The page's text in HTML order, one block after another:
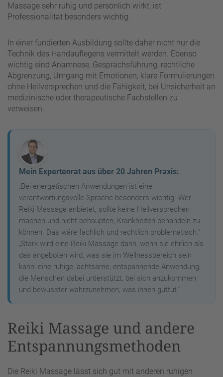
Massage sehr ruhig und persönlich wirkt, ist
Professionalität besonders wichtig.
In einer fundierten Ausbildung sollte daher nicht nur die
Technik des Handauflegens vermittelt werden. Ebenso
wichtig sind Anamnese, Gesprächsführung, rechtliche
Abgrenzung, Umgang mit Emotionen, klare Formulierungen
ohne Heilversprechen und die Fähigkeit, bei Unsicherheit an
medizinische oder therapeutische Fachstellen zu
verweisen.
Mein Expertenrat aus über 20 Jahren Praxis:
„Bei energetischen Anwendungen ist eine
verantwortungsvolle Sprache besonders wichtig. Wer
Reiki Massage anbietet, sollte keine Heilversprechen
machen und nicht behaupten, Krankheiten behandeln zu
können. Das wäre fachlich und rechtlich problematisch.“
„Stark wird eine Reiki Massage dann, wenn sie ehrlich als
das angeboten wird, was sie im Wellnessbereich sein
kann: eine ruhige, achtsame, entspannende Anwendung,
die Menschen dabei unterstützt, bei sich anzukommen
und bewusster wahrzunehmen, was ihnen guttut.“
Reiki Massage und andere
Entspannungsmethoden
Die Reiki Massage lässt sich gut mit anderen ruhigen